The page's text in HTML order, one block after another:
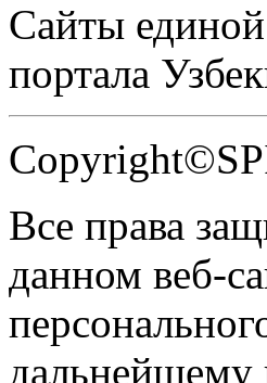
Сайты
портала
Все права
данном веб-
дальнейшему